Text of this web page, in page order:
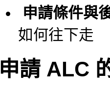
申請條件與
如何往下走
申請 ALC